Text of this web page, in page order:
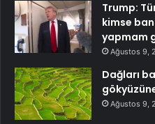
Trump:
kimse
yapmam
Ağustos 9,
Dağları
Ağustos 9,